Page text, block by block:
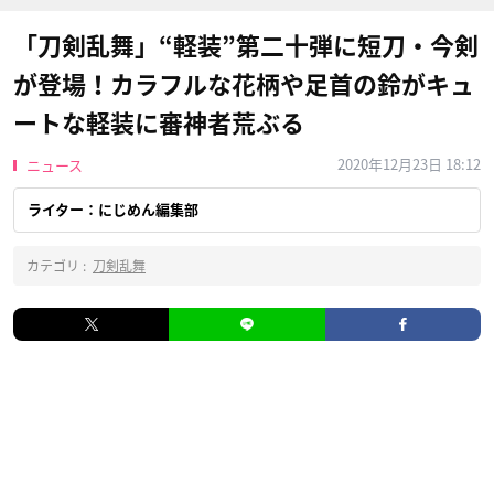
「刀剣乱舞」“軽装”第二十弾に短刀・今剣
が登場！カラフルな花柄や足首の鈴がキュ
ートな軽装に審神者荒ぶる
ニュース 2020年12月23日 18:12
ライター：にじめん編集部
カテゴリ : 刀剣乱舞